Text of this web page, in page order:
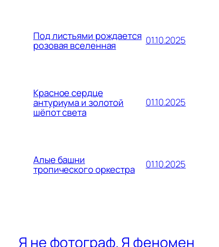
Под листьями рождается
розовая вселенная 01.10.2025
Красное сердце
антуриума и золотой
шёпот света
01.10.2025
Алые башни
тропического оркестра 01.10.2025
Я не фотограф. Я феномен